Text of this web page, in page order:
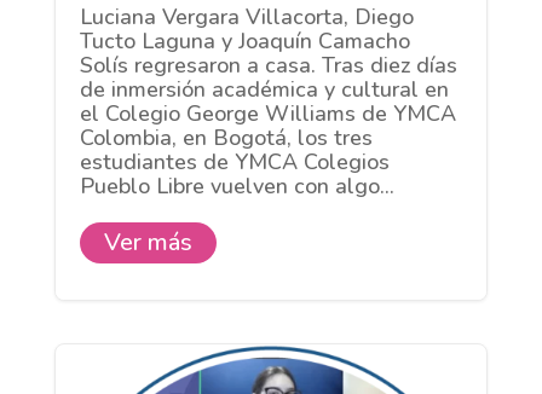
Luciana Vergara Villacorta, Diego
Tucto Laguna y Joaquín Camacho
Solís regresaron a casa. Tras diez días
de inmersión académica y cultural en
el Colegio George Williams de YMCA
Colombia, en Bogotá, los tres
estudiantes de YMCA Colegios
Pueblo Libre vuelven con algo...
Ver más